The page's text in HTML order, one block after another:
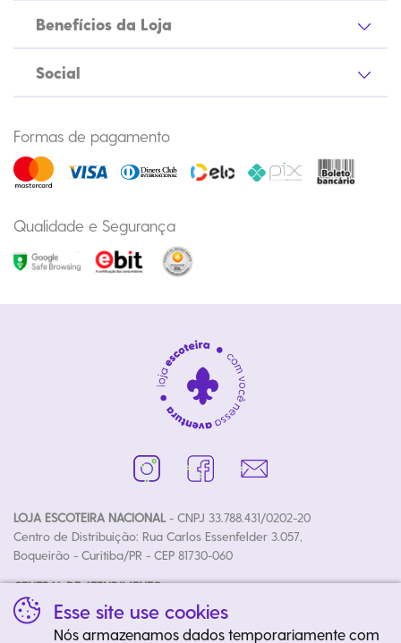
Benefícios da Loja
Social
Formas de pagamento
Qualidade e Segurança
LOJA ESCOTEIRA NACIONAL- CNPJ 33.788.431/0202-20
Centro de Distribuição: Rua Carlos Essenfelder 3.057,
Boqueirão - Curitiba/PR - CEP 81730-060
CENTRAL DE ATENDIMENTO:
Fone: (41) 3020-4700 | E-mail: loja@escoteiros.org.br
Horários: Segunda à Sexta das 08h30 às 12h00 e 13h30 às 17h50
Esse site use cookies
Nós armazenamos dados temporariamente com